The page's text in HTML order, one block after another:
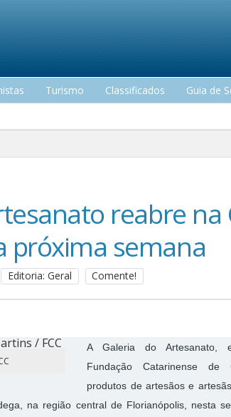
Turismo Classificados
Guia de
reabre na
próxima semana
Editoria: Geral Comente!
A Galeria do Artesanato,
Fundação Catarinense de
produtos de artesãos e
na região central de Florianópolis, nesta